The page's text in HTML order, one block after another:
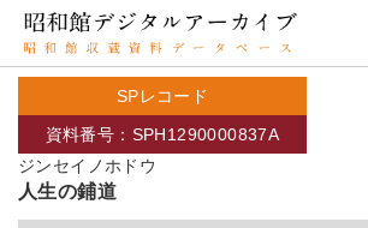
SPレコード
ジンセイノホドウ
資料番号：SPH1290000837A
人生の鋪道